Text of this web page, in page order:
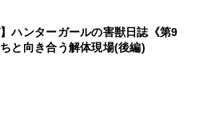
】ハンターガールの害獣日誌《第9
と向き合う解体現場(後編)